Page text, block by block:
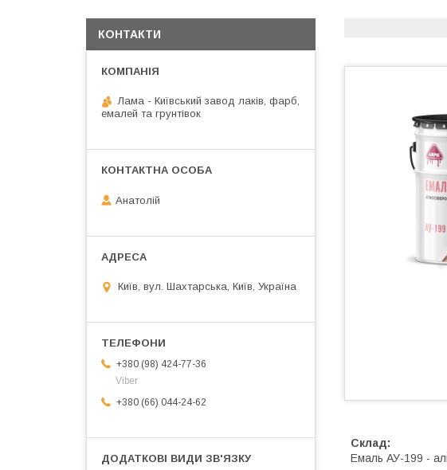
Склад:
Емаль АУ-199 -
КОНТАКТИ
Лама - Київський завод лаків, фарб,
емалей та грунтівок
Анатолій
Київ, вул. Шахтарська, Київ, Україна
+380 (98) 424-77-36
Viber
+380 (66) 044-24-62